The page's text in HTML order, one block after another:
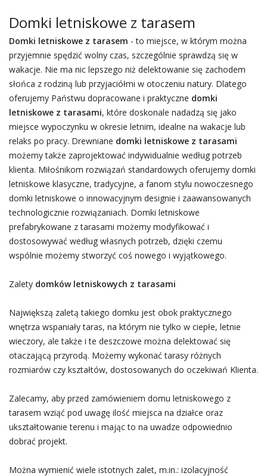
Domki letniskowe z tarasem
Domki letniskowe z tarasem - to miejsce, w którym można
przyjemnie spędzić wolny czas, szczególnie sprawdzą się w
wakacje. Nie ma nic lepszego niż delektowanie się zachodem
słońca z rodziną lub przyjaciółmi w otoczeniu natury. Dlatego
oferujemy Państwu dopracowane i praktyczne domki
letniskowe z tarasami, które doskonale nadadzą się jako
miejsce wypoczynku w okresie letnim, idealne na wakacje lub
relaks po pracy. Drewniane domki letniskowe z tarasami
możemy także zaprojektować indywidualnie według potrzeb
klienta. Miłośnikom rozwiązań standardowych oferujemy domki
letniskowe klasyczne, tradycyjne, a fanom stylu nowoczesnego
domki letniskowe o innowacyjnym designie i zaawansowanych
technologicznie rozwiązaniach. Domki letniskowe
prefabrykowane z tarasami możemy modyfikować i
dostosowywać według własnych potrzeb, dzięki czemu
wspólnie możemy stworzyć coś nowego i wyjątkowego.
Zalety domków letniskowych z tarasami
Największą zaletą takiego domku jest obok praktycznego
wnętrza wspaniały taras, na którym nie tylko w ciepłe, letnie
wieczory, ale także i te deszczowe można delektować się
otaczającą przyrodą. Możemy wykonać tarasy różnych
rozmiarów czy kształtów, dostosowanych do oczekiwań Klienta.
Zalecamy, aby przed zamówieniem domu letniskowego z
tarasem wziąć pod uwagę ilość miejsca na działce oraz
ukształtowanie terenu i mając to na uwadze odpowiednio
dobrać projekt.
Można wymienić wiele istotnych zalet, m.in.: izolacyjność